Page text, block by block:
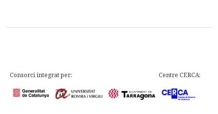
Consorci integrat per: Centre CERCA: